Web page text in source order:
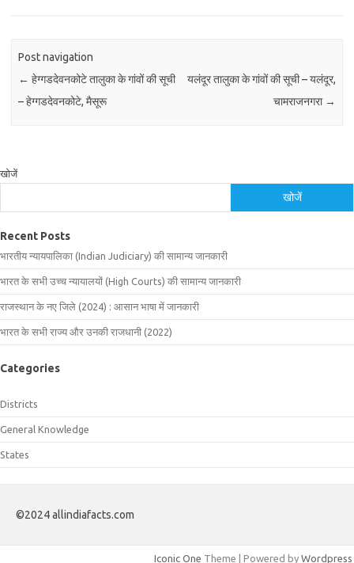
Post navigation
← हेग्गडदेवनकोटे तालुका के गांवों की सूची
– हेग्गडदेवनकोटे, मैसूरू
यलंदूर तालुका के गांवों की सूची – यलंदूर,
चामराजनगरा →
खोजें
खोजें
Recent Posts
भारतीय न्यायपालिका (Indian Judiciary) की सामान्य जानकारी
भारत के सभी उच्च न्यायालयों (High Courts) की सामान्य जानकारी
राजस्थान के नए जिले (2024) : आसान भाषा में जानकारी
भारत के सभी राज्य और उनकी राजधानी (2022)
Categories
Districts
General Knowledge
States
©2024 allindiafacts.com
Iconic One Theme | Powered by Wordpress